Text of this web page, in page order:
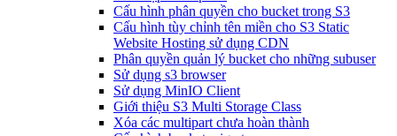
Cấu hình phân quyền cho bucket trong S3
Cấu hình tùy chỉnh tên miền cho S3 Static
Website Hosting sử dụng CDN
Phân quyền quản lý bucket cho những subuser
Sử dụng s3 browser
Sử dụng MinIO Client
Giới thiệu S3 Multi Storage Class
Xóa các multipart chưa hoàn thành